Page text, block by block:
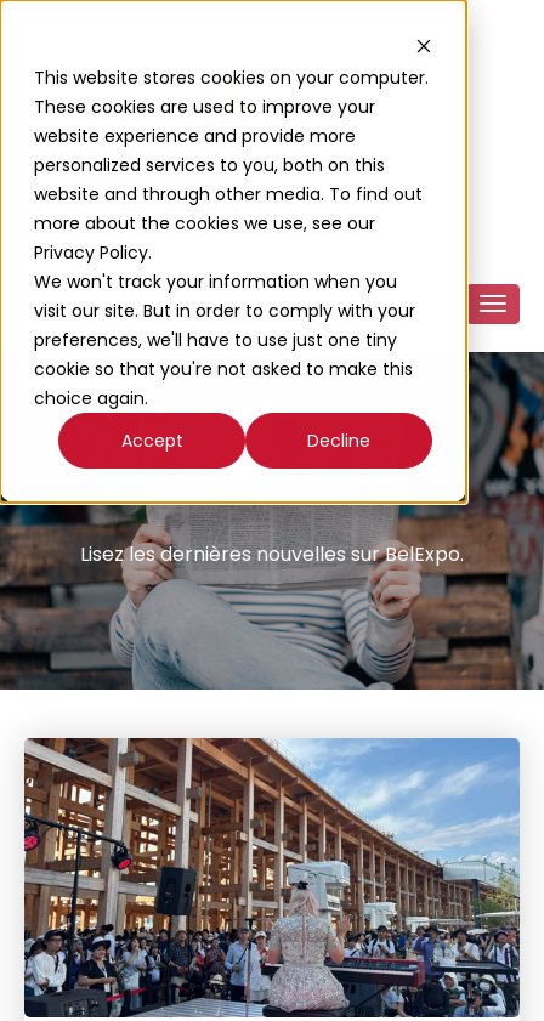
This website stores cookies on your computer.
These cookies are used to improve your
website experience and provide more
personalized services to you, both on this
website and through other media. To find out
more about the cookies we use, see our
Privacy Policy.
We won't track your information when you
visit our site. But in order to comply with your
preferences, we'll have to use just one tiny
cookie so that you're not asked to make this
choice again.
Accept
Decline
Actualité
Lisez les dernières nouvelles sur BelExpo.